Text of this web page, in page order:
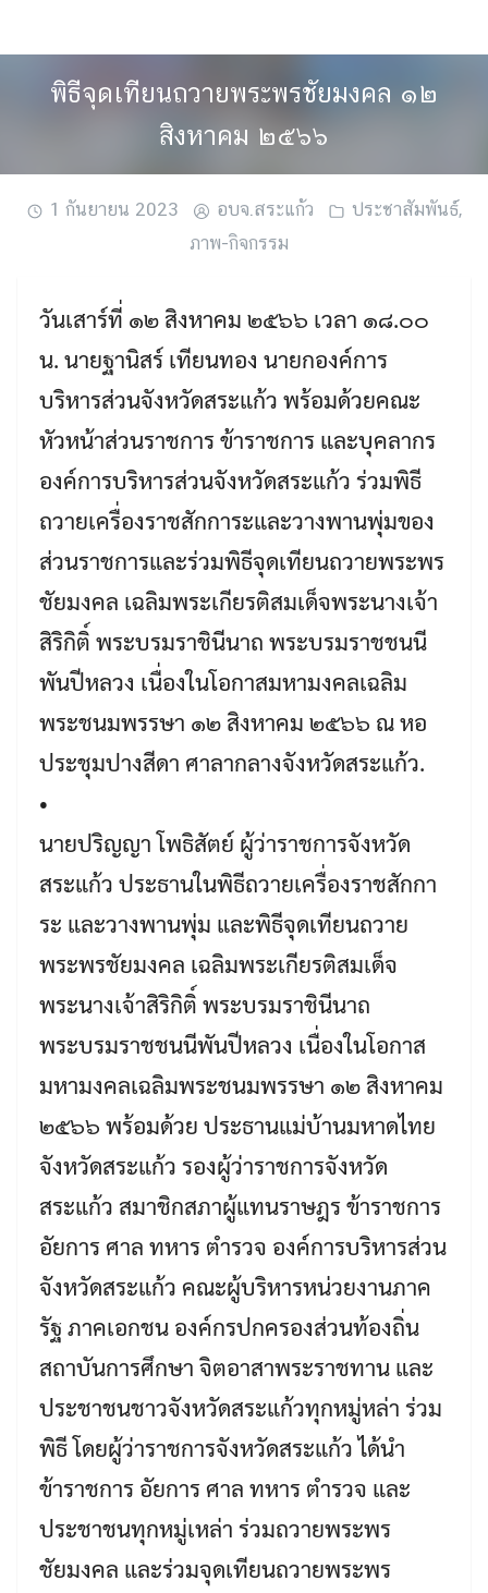
พิธีจุดเทียนถวายพระพรชัยมงคล ๑๒
สิงหาคม ๒๕๖๖
1 กันยายน 2023 อบจ.สระแก้ว ประชาสัมพันธ์,
ภาพ-กิจกรรม
วันเสาร์ที่ ๑๒ สิงหาคม ๒๕๖๖ เวลา ๑๘.๐๐
น. นายฐานิสร์ เทียนทอง นายกองค์การ
บริหารส่วนจังหวัดสระแก้ว พร้อมด้วยคณะ
หัวหน้าส่วนราชการ ข้าราชการ และบุคลากร
องค์การบริหารส่วนจังหวัดสระแก้ว ร่วมพิธี
ถวายเครื่องราชสักการะและวางพานพุ่มของ
ส่วนราชการและร่วมพิธีจุดเทียนถวายพระพร
ชัยมงคล เฉลิมพระเกียรติสมเด็จพระนางเจ้า
สิริกิติ์ พระบรมราชินีนาถ พระบรมราชชนนี
พันปีหลวง เนื่องในโอกาสมหามงคลเฉลิม
พระชนมพรรษา ๑๒ สิงหาคม ๒๕๖๖ ณ หอ
ประชุมปางสีดา ศาลากลางจังหวัดสระแก้ว.
•
นายปริญญา โพธิสัตย์ ผู้ว่าราชการจังหวัด
สระแก้ว ประธานในพิธีถวายเครื่องราชสักกา
ระ และวางพานพุ่ม และพิธีจุดเทียนถวาย
พระพรชัยมงคล เฉลิมพระเกียรติสมเด็จ
พระนางเจ้าสิริกิติ์ พระบรมราชินีนาถ
พระบรมราชชนนีพันปีหลวง เนื่องในโอกาส
มหามงคลเฉลิมพระชนมพรรษา ๑๒ สิงหาคม
๒๕๖๖ พร้อมด้วย ประธานแม่บ้านมหาดไทย
จังหวัดสระแก้ว รองผู้ว่าราชการจังหวัด
สระแก้ว สมาชิกสภาผู้แทนราษฎร ข้าราชการ
อัยการ ศาล ทหาร ตำรวจ องค์การบริหารส่วน
จังหวัดสระแก้ว คณะผู้บริหารหน่วยงานภาค
รัฐ ภาคเอกชน องค์กรปกครองส่วนท้องถิ่น
สถาบันการศึกษา จิตอาสาพระราชทาน และ
ประชาชนชาวจังหวัดสระแก้วทุกหมู่หล่า ร่วม
พิธี โดยผู้ว่าราชการจังหวัดสระแก้ว ได้นำ
ข้าราชการ อัยการ ศาล ทหาร ตำรวจ และ
ประชาชนทุกหมู่เหล่า ร่วมถวายพระพร
ชัยมงคล และร่วมจุดเทียนถวายพระพร